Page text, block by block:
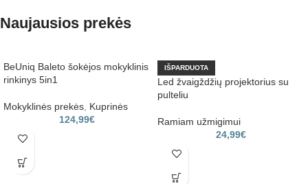
Naujausios prekės
BeUniq Baleto šokėjos mokyklinis
rinkinys 5in1
Mokyklinės prekės, Kuprinės
124,99€
IŠPARDUOTA
Led žvaigždžių projektorius su
pulteliu
Ramiam užmigimui
24,99€